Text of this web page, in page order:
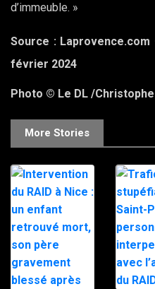
d’immeuble. »
Source :
février 2024
Photo © Le DL /
More Stories